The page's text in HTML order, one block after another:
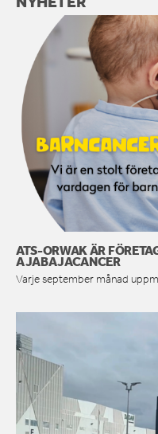
ATS-ORWAK ÄR
AJABAJACANCER
Varje september månad